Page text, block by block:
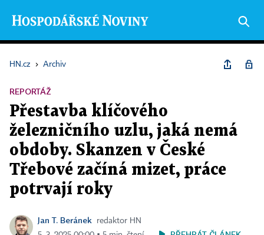
HN.cz › Archiv
REPORTÁŽ
Přestavba klíčového
železničního uzlu, jaká nemá
obdoby. Skanzen v České
Třebové začíná mizet, práce
potrvají roky
Jan T. Beránek
redaktor HN